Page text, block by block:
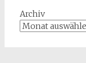
Archiv